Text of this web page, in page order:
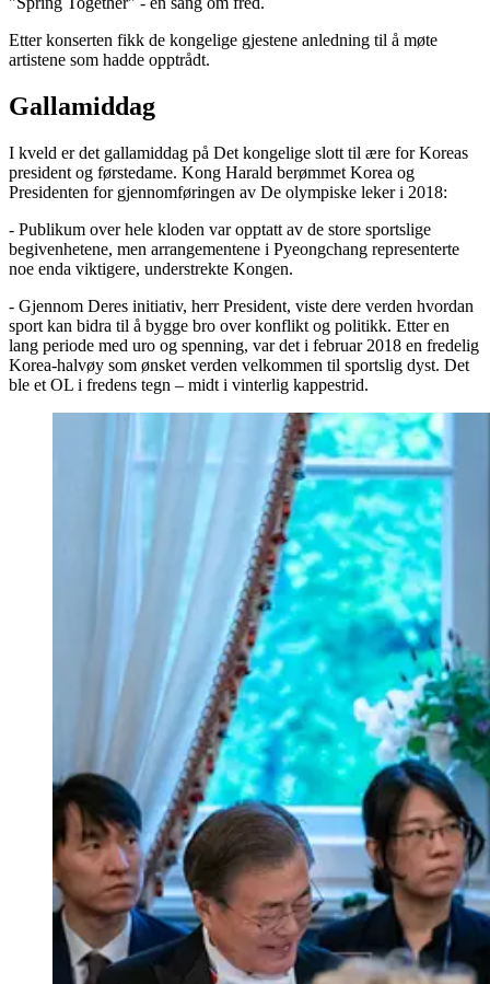
Etter konserten fikk de kongelige gjestene anledning til å møte
artistene som hadde opptrådt.
Gallamiddag
I kveld er det gallamiddag på Det kongelige slott til ære for Koreas
president og førstedame. Kong Harald berømmet Korea og
Presidenten for gjennomføringen av De olympiske leker i 2018:
- Publikum over hele kloden var opptatt av de store sportslige
begivenhetene, men arrangementene i Pyeongchang representerte
noe enda viktigere, understrekte Kongen.
- Gjennom Deres initiativ, herr President, viste dere verden hvordan
sport kan bidra til å bygge bro over konflikt og politikk. Etter en
lang periode med uro og spenning, var det i februar 2018 en fredelig
Korea-halvøy som ønsket verden velkommen til sportslig dyst. Det
ble et OL i fredens tegn – midt i vinterlig kappestrid.